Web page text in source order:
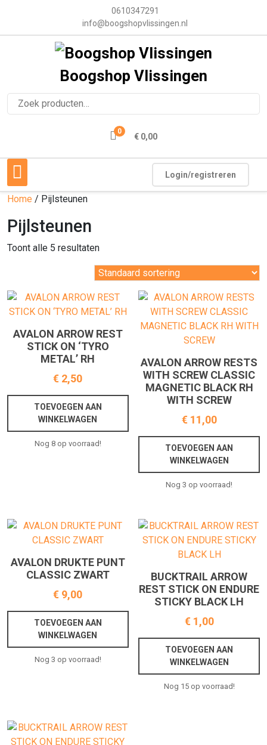
0610347291
info@boogshopvlissingen.nl
Boogshop Vlissingen
0
€ 0,00
Login/registreren
Home / Pijlsteunen
Pijlsteunen
Toont alle 5 resultaten
AVALON ARROW REST
STICK ON ‘TYRO
METAL’ RH
€ 2,50
TOEVOEGEN AAN
WINKELWAGEN
Nog 8 op voorraad!
AVALON ARROW RESTS
WITH SCREW CLASSIC
MAGNETIC BLACK RH
WITH SCREW
€11,00
TOEVOEGEN AAN
WINKELWAGEN
Nog 3 op voorraad!
AVALON DRUKTE PUNT
CLASSIC ZWART
€ 9,00
TOEVOEGEN AAN
WINKELWAGEN
Nog 3 op voorraad!
BUCKTRAIL ARROW
REST STICK ON ENDURE
STICKY BLACK LH
€1,00
TOEVOEGEN AAN
WINKELWAGEN
Nog 15 op voorraad!